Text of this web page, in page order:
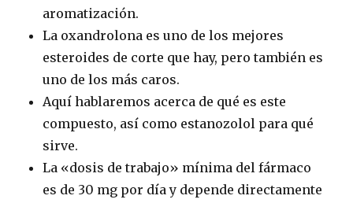
aromatización.
La oxandrolona es uno de los mejores
esteroides de corte que hay, pero también es
uno de los más caros.
Aquí hablaremos acerca de qué es este
compuesto, así como estanozolol para qué
sirve.
La «dosis de trabajo» mínima del fármaco
es de 30 mg por día y depende directamente